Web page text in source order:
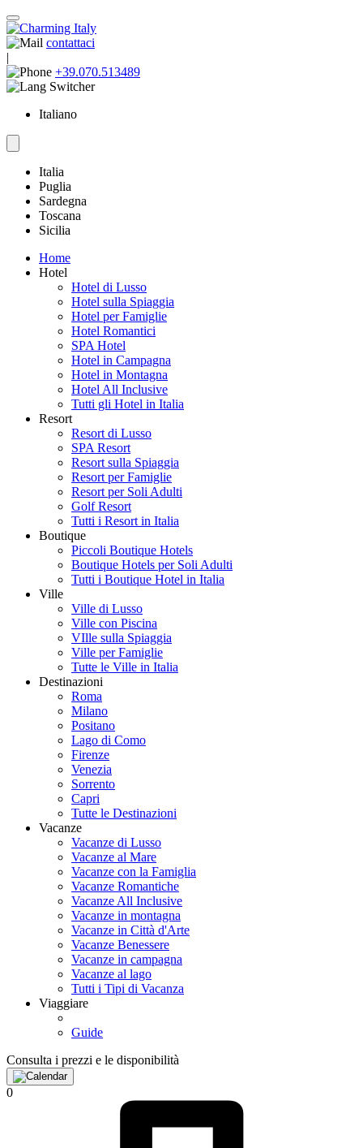
contattaci
|
+39.070.513489
Italiano
Italia
Puglia
Sardegna
Toscana
Sicilia
Home
Hotel
Hotel di Lusso
Hotel sulla Spiaggia
Hotel per Famiglie
Hotel Romantici
SPA Hotel
Hotel in Campagna
Hotel in Montagna
Hotel All Inclusive
Tutti gli Hotel in Italia
Resort
Resort di Lusso
SPA Resort
Resort sulla Spiaggia
Resort per Famiglie
Resort per Soli Adulti
Golf Resort
Tutti i Resort in Italia
Boutique
Piccoli Boutique Hotels
Boutique Hotels per Soli Adulti
Tutti i Boutique Hotel in Italia
Ville
Ville di Lusso
Ville con Piscina
VIlle sulla Spiaggia
Ville per Famiglie
Tutte le Ville in Italia
Destinazioni
Roma
Milano
Positano
Lago di Como
Firenze
Venezia
Sorrento
Capri
Tutte le Destinazioni
Vacanze
Vacanze di Lusso
Vacanze al Mare
Vacanze con la Famiglia
Vacanze Romantiche
Vacanze All Inclusive
Vacanze in montagna
Vacanze in Città d'Arte
Vacanze Benessere
Vacanze in campagna
Vacanze al lago
Tutti i Tipi di Vacanza
Viaggiare
Guide
Consulta i prezzi e le disponibilità
0